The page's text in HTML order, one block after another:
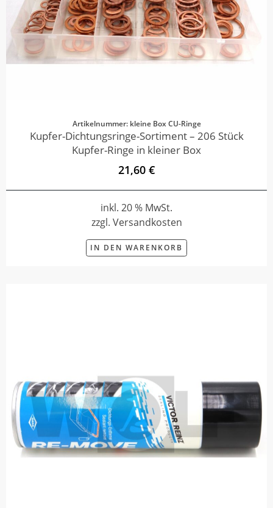
Artikelnummer: kleine Box CU-Ringe
Kupfer-Dichtungsringe-Sortiment – 206 Stück
Kupfer-Ringe in kleiner Box
21,60 €
inkl. 20 % MwSt.
zzgl. Versandkosten
IN DEN WARENKORB